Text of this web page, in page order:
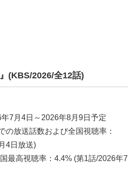
(KBS/2026/全12話)
7月4日～2026年8月9日予定
の放送話数および全国視聴率：
4日放送)
最高視聴率：4.4% (第1話/2026年7